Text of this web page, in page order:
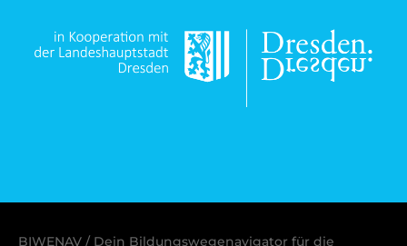
BIWENAV / Dein Bildungswegenavigator für die